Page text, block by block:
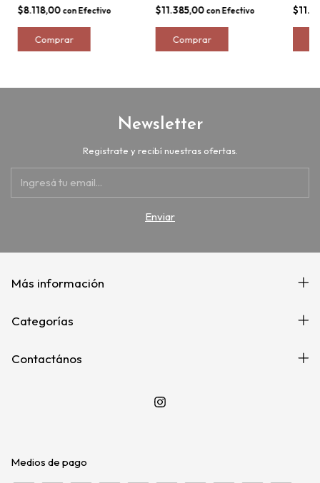
$8.118,00 con Efectivo $11.385,00 con Efectivo
Newsletter
Registrate y recibí nuestras ofertas.
Más información
Categorías
Contactános
Medios de pago